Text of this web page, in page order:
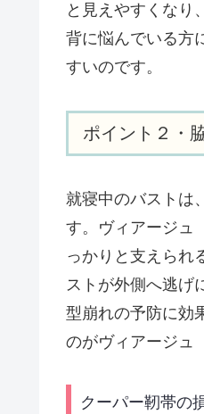
と見えやすくなり
背に悩んでいる方
すいのです。
ポイント２・
就寝中のバストは
す。ヴィアージュ
っかりと支えられ
ストが外側へ逃げ
型崩れの予防に効
のがヴィアージュ
クーパー靭帯の